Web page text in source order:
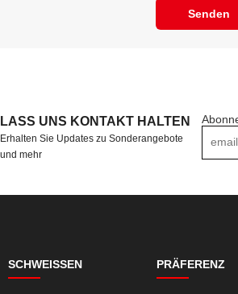
Senden
LASS UNS KONTAKT HALTEN
Erhalten Sie Updates zu Sonderangebote
und mehr
SCHWEISSEN PRÄFERENZ